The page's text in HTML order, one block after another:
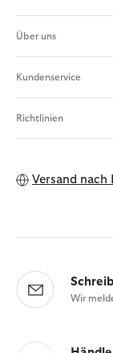
Über uns
Kundenservice
Richtlinien
Versand nach
Wir